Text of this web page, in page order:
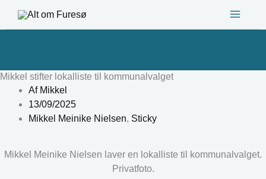
Mikkel stifter lokalliste til kommunalvalget
AfMikkel
13/09/2025
Mikkel Meinike Nielsen, Sticky
Mikkel Meinike Nielsen laver en lokalliste til kommunalvalget.
Privatfoto.